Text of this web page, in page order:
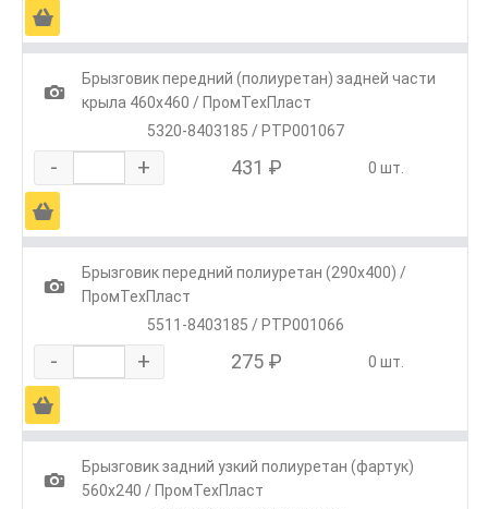
Ä
1
Брызговик передний (полиуретан) задней части
крыла 460х460 / ПромТехПласт
5320-8403185 / РТР001067
- + 431 ₽ 0 шт.
Ä
1
Брызговик передний полиуретан (290х400) /
ПромТехПласт
5511-8403185 / РТР001066
- + 275 ₽ 0 шт.
Ä
1
Брызговик задний узкий полиуретан (фартук)
560х240 / ПромТехПласт